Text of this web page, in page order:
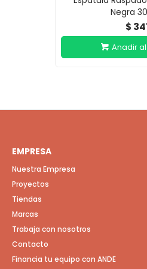
Negra
$
EMPRESA
Nuestra Empresa
Proyectos
Tiendas
Marcas
Trabaja con nosotros
Contacto
Financia tu equipo con ANDE